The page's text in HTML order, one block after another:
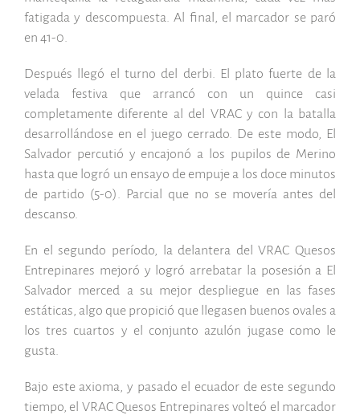
fatigada y descompuesta. Al final, el marcador se paró
en 41-0.
Después llegó el turno del derbi. El plato fuerte de la
velada festiva que arrancó con un quince casi
completamente diferente al del VRAC y con la batalla
desarrollándose en el juego cerrado. De este modo, El
Salvador percutió y encajonó a los pupilos de Merino
hasta que logró un ensayo de empuje a los doce minutos
de partido (5-0). Parcial que no se movería antes del
descanso.
En el segundo período, la delantera del VRAC Quesos
Entrepinares mejoró y logró arrebatar la posesión a El
Salvador merced a su mejor despliegue en las fases
estáticas, algo que propició que llegasen buenos ovales a
los tres cuartos y el conjunto azulón jugase como le
gusta.
Bajo este axioma, y pasado el ecuador de este segundo
tiempo, el VRAC Quesos Entrepinares volteó el marcador